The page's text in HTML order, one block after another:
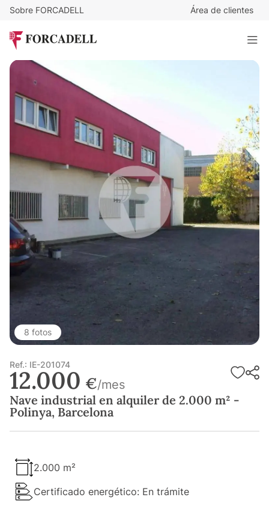
Sobre FORCADELL Área de clientes
Nave industrial en alquiler de 2.000 m² - Polinya, Barcelona
2.000 m²
8 fotos
Ref.: IE-201074
12.000 €/mes
Nave industrial en alquiler de 2.000 m² -
Polinya, Barcelona
2.000 m²
Certificado energético: En trámite